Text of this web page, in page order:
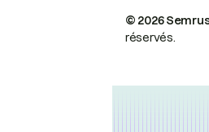
© 2026
réservés.